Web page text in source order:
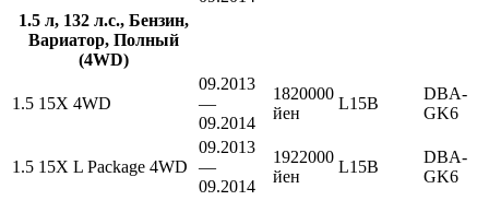
1.5 л, 132 л.с., Бензин,
Вариатор, Полный
(4WD)
1.5 15X 4WD
09.2013
—
09.2014
1820000
йен
L15B
DBA-
GK6
1.5 15X L Package 4WD
09.2013
—
09.2014
1922000
йен
L15B
DBA-
GK6